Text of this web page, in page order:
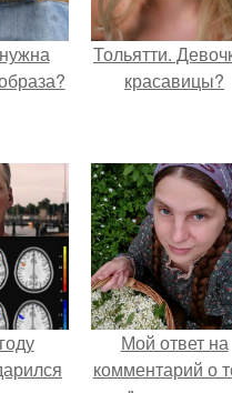
Тольятти.
красавицы?
Мой ответ на
комментарий о